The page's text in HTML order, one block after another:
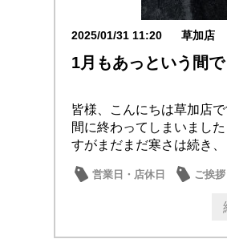
2025/01/31 11:20 草加店
1月もあっという間で
皆様、こんにちは草加店
間に終わってしまいまし
すがまだまだ寒さは続き
営業日・店休日 ご挨拶